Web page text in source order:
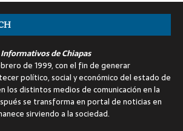
de Chiapas
de 1999, con el fin de generar
político, social y económico del estado de
los distintos medios de comunicación en la
se transforma en portal de noticias en
sirviendo a la sociedad.